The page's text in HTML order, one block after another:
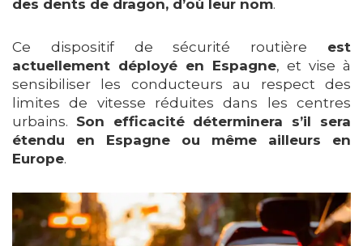
des dents de dragon, d’où leur nom.
Ce dispositif de sécurité routière est
actuellement déployé en Espagne, et vise à
sensibiliser les conducteurs au respect des
limites de vitesse réduites dans les centres
urbains. Son efficacité déterminera s’il sera
étendu en Espagne ou même ailleurs en
Europe.